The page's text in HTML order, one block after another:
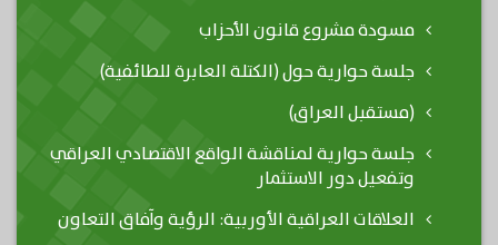
مسودة مشروع قانون الأحزاب
جلسة حوارية حول (الكتلة العابرة للطائفية)
(مستقبل العراق)
جلسة حوارية لمناقشة الواقع الاقتصادي العراقي
وتفعيل دور الاستثمار
العلاقات العراقية الأوربية: الرؤية وآفاق التعاون